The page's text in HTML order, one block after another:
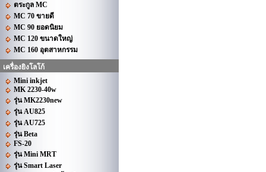
ตระกูล MC
MC 70 ขายดี
MC 90 ยอดนิยม
MC 120 ขนาดใหญ่
MC 160 อุตสาหกรรม
เครื่องยิงโลโก้
Mini inkjet
MK 2230-40w
รุ่น MK2230new
รุ่น AU825
รุ่น AU725
รุ่น Beta
FS-20
รุ่น Mini MRT
รุ่น Smart Laser